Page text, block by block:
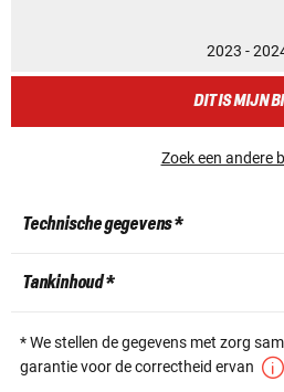
2023 -
DIT IS MIJN
Zoek een andere
Technische gegevens *
Tankinhoud *
* We stellen de gegevens met zorg
garantie voor de correctheid ervan